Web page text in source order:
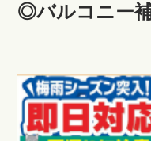
◎バルコニー